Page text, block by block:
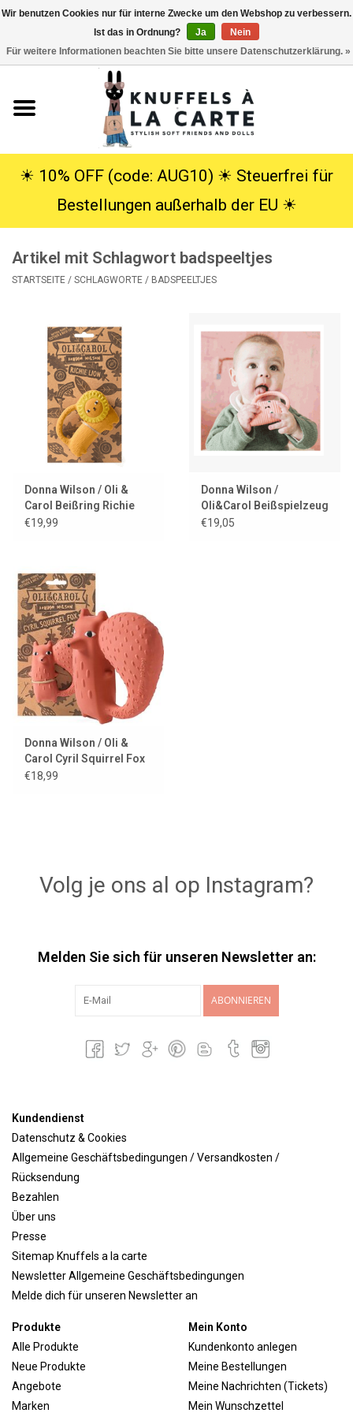
Kuscheltiere
SALE
Lookbooks
Marken
☀︎ 10% OFF (code: AUG10) ☀︎ Steuerfrei für
Bestellungen außerhalb der EU ☀︎
Artikel mit Schlagwort badspeeltjes
STARTSEITE / SCHLAGWORTE / BADSPEELTJES
Donna Wilson / Oli &
Carol Beißring Richie
Löwe
€19,99
Donna Wilson /
Oli&Carol Beißspielzeug
Ginge Katze
€19,05
Donna Wilson / Oli &
Carol Cyril Squirrel Fox
€18,99
Volg je ons al op Instagram?
Melden Sie sich für unseren Newsletter an:
ABONNIEREN
Kundendienst
Datenschutz & Cookies
Allgemeine Geschäftsbedingungen / Versandkosten /
Rücksendung
Bezahlen
Über uns
Presse
Sitemap Knuffels a la carte
Newsletter Allgemeine Geschäftsbedingungen
Melde dich für unseren Newsletter an
Produkte
Alle Produkte
Neue Produkte
Angebote
Marken
Mein Konto
Kundenkonto anlegen
Meine Bestellungen
Meine Nachrichten (Tickets)
Mein Wunschzettel
Wir benutzen Cookies nur für interne Zwecke um den Webshop zu verbessern.
Ist das in Ordnung?
Ja
Nein
Für weitere Informationen beachten Sie bitte unsere Datenschutzerklärung. »